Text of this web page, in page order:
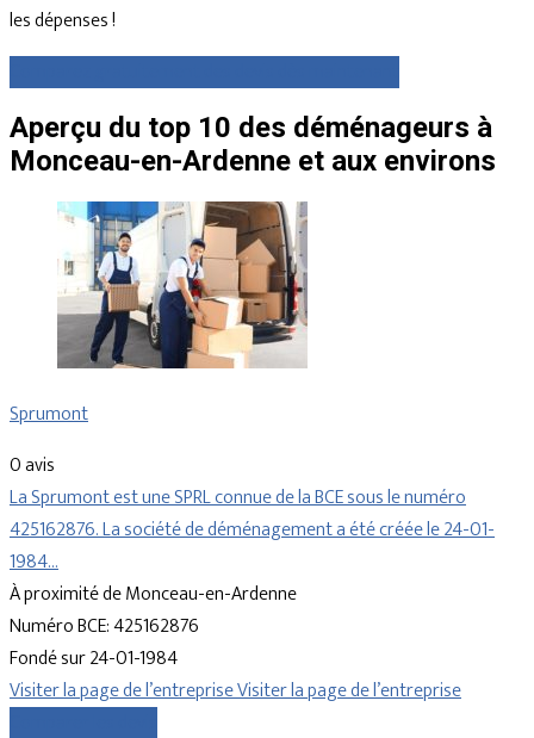
les dépenses !
Aperçu du top 10 des déménageurs à
Monceau-en-Ardenne et aux environs
Sprumont
0 avis
La Sprumont est une SPRL connue de la BCE sous le numéro
425162876. La société de déménagement a été créée le 24-01-
1984…
À proximité de Monceau-en-Ardenne
Numéro BCE: 425162876
Fondé sur 24-01-1984
Visiter la page de l’entrepriseVisiter la page de l’entreprise